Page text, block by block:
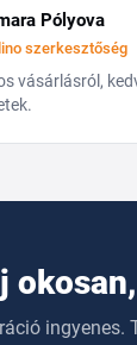
Pólyova
szerkesztőség
vásárlásról,
ingyenes.